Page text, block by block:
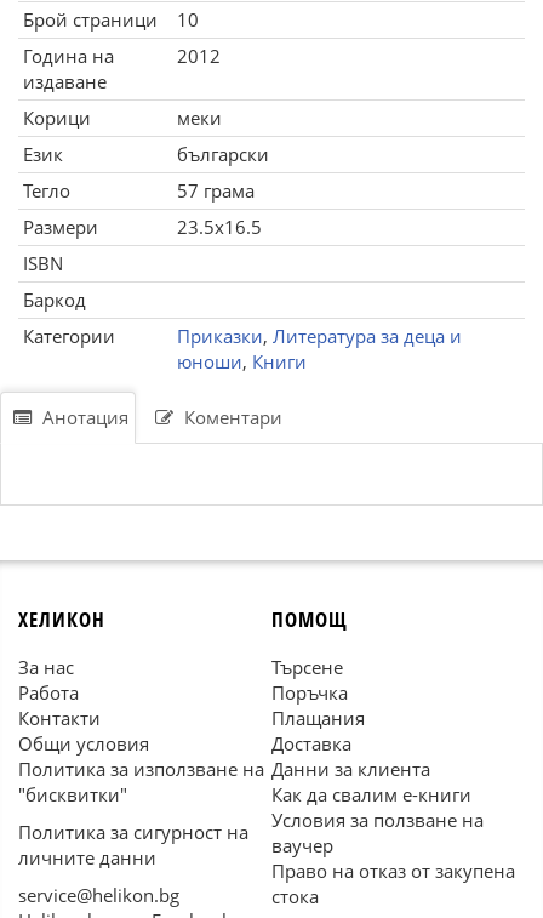
Брой страници
10
Година на
издаване
2012
Корици
меки
Език
български
Тегло
57 грама
Размери
23.5x16.5
ISBN
Баркод
Категории
Приказки, Литература за деца и
юноши, Книги
Анотация Коментари
ХЕЛИКОН
За нас
Работа
Контакти
Общи условия
Политика за използване на
"бисквитки"
Политика за сигурност на
личните данни
service@helikon.bg
ПОМОЩ
Търсене
Поръчка
Плащания
Доставка
Данни за клиента
Как да свалим е-книги
Условия за ползване на
ваучер
Право на отказ от закупена
стока